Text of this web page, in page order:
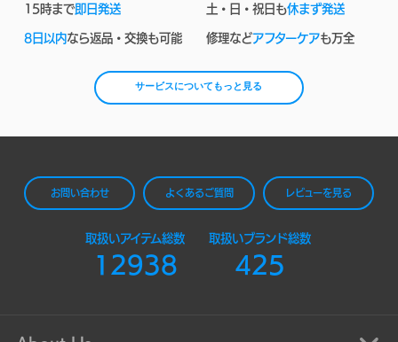
15時まで即日発送 土・日・祝日も休まず発送
8日以内なら返品・交換も可能 修理などアフターケアも万全
サービスについてもっと見る
お問い合わせ よくあるご質問 レビューを見る
取扱いアイテム総数
12938
取扱いブランド総数
425